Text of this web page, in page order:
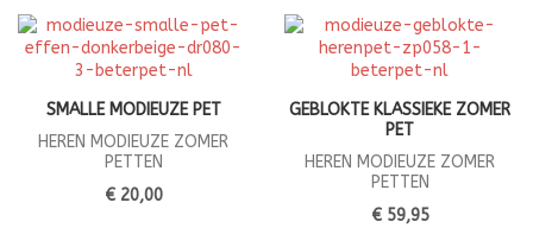
SMALLE MODIEUZE PET
HEREN MODIEUZE ZOMER
PETTEN
€ 20,00
GEBLOKTE KLASSIEKE ZOMER
PET
HEREN MODIEUZE ZOMER
PETTEN
€ 59,95